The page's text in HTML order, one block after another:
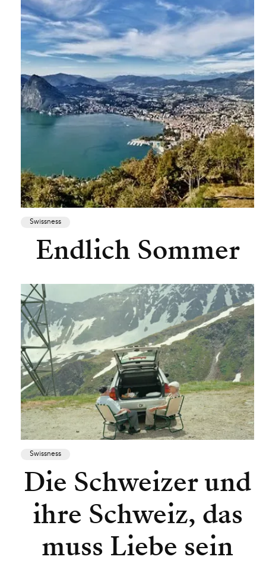
Swissness
Endlich Sommer
Swissness
Die Schweizer und
ihre Schweiz, das
muss Liebe sein